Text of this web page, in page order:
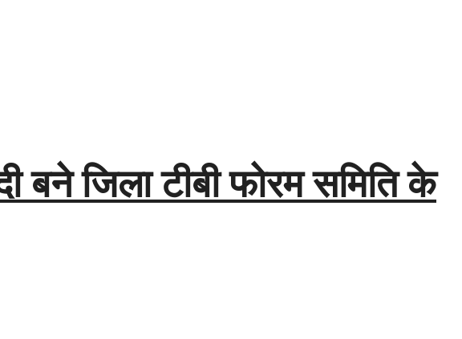
बने जिला टीबी फोरम समिति के